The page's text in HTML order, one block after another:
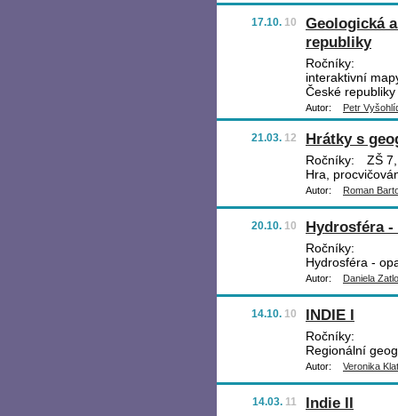
17.10. 10
Geologická
republiky
Ročníky:
interaktivní
České republiky
Autor: Petr
21.03. 12 Hrátky s
Ročníky:
ZŠ
Hra,
Autor: Roman
20.10. 10 Hydrosféra
Ročníky:
Hydrosféra -
Autor: Daniela
14.10. 10 INDIE I
Ročníky:
Regionální
Autor: Veronika
14.03. 11 Indie II